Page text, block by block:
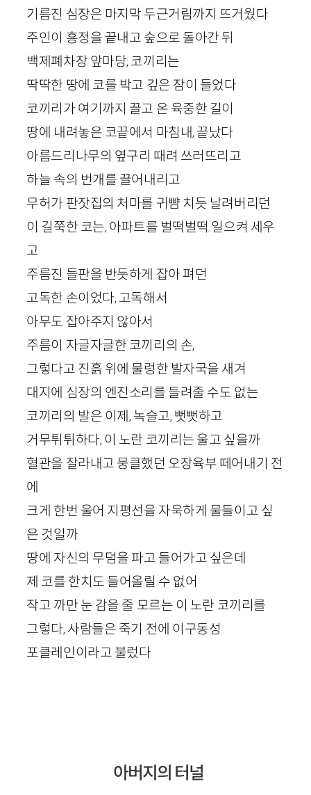
기름진 심장은 마지막 두근거림까지 뜨거웠다
주인이 흥정을 끝내고 숲으로 돌아간 뒤
백제폐차장 앞마당, 코끼리는
딱딱한 땅에 코를 박고 깊은 잠이 들었다
코끼리가 여기까지 끌고 온 육중한 길이
땅에 내려놓은 코끝에서 마침내, 끝났다
아름드리나무의 옆구리 때려 쓰러뜨리고
하늘 속의 번개를 끌어내리고
무허가 판잣집의 처마를 귀뺨 치듯 날려버리던
이 길쭉한 코는, 아파트를 벌떡벌떡 일으켜 세우
고
주름진 들판을 반듯하게 잡아 펴던
고독한 손이었다, 고독해서
아무도 잡아주지 않아서
주름이 자글자글한 코끼리의 손,
그렇다고 진흙 위에 물렁한 발자국을 새겨
대지에 심장의 엔진소리를 들려줄 수도 없는
코끼리의 발은 이제, 녹슬고, 뻣뻣하고
거무튀튀하다, 이 노란 코끼리는 울고 싶을까
혈관을 잘라내고 뭉클했던 오장육부 떼어내기 전
에
크게 한번 울어 지평선을 자욱하게 물들이고 싶
은 것일까
땅에 자신의 무덤을 파고 들어가고 싶은데
제 코를 한치도 들어올릴 수 없어
작고 까만 눈 감을 줄 모르는 이 노란 코끼리를
그렇다, 사람들은 죽기 전에 이구동성
포클레인이라고 불렀다
아버지의 터널